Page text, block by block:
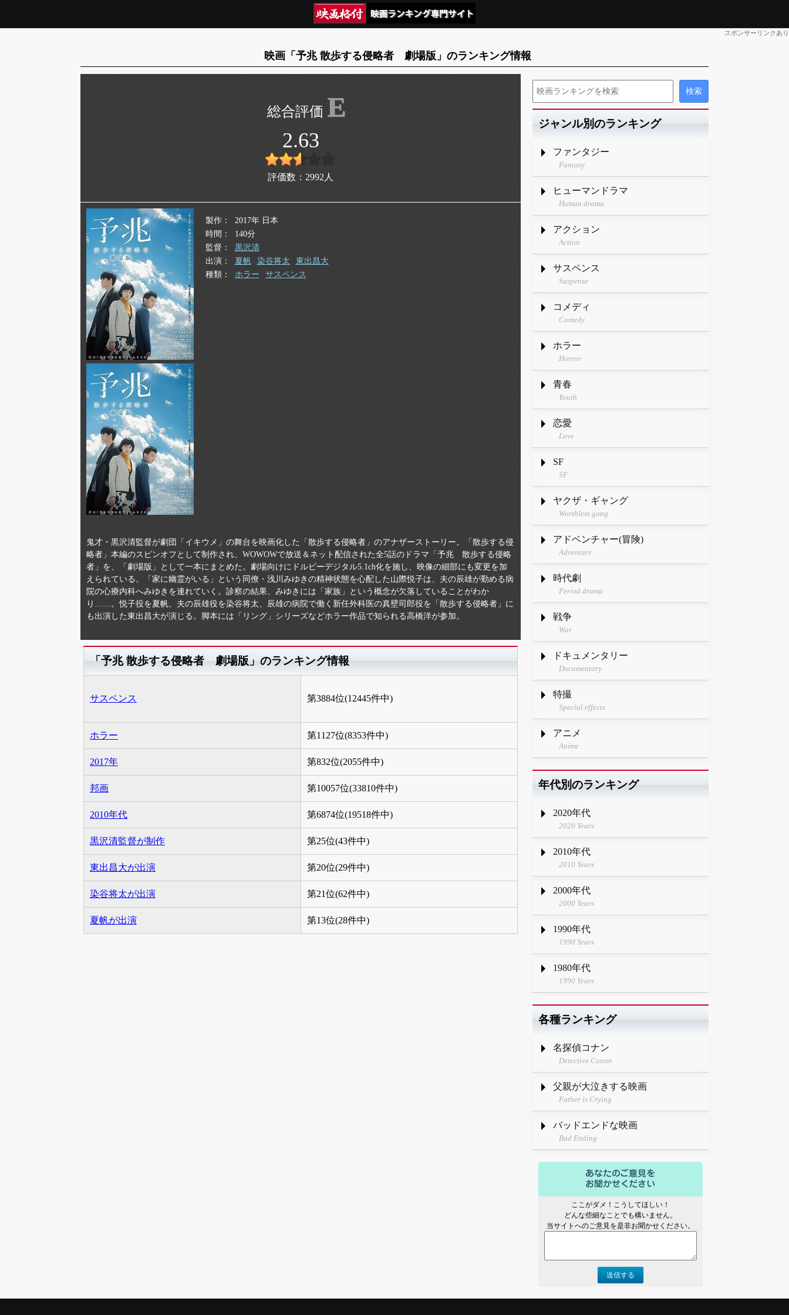
スポンサーリンクあり
映画「予兆 散歩する侵略者 劇場版」のランキング情報
E
2.63
評価数： 2992 人
製作
2017年 日本
時間
140分
監督
黒沢清
出演
夏帆 染谷将太
東出昌大
種類
ホラー サスペンス
鬼才・黒沢清監督が劇団「イキウメ」の舞台を映画化した「散歩する侵略者」のアナザーストーリー。「散歩する侵
略者」本編のスピンオフとして制作され、WOWOWで放送＆ネット配信された全5話のドラマ「予兆 散歩する侵略
者」を、「劇場版」として一本にまとめた。劇場向けにドルビーデジタル5.1ch化を施し、映像の細部にも変更を加
えられている。「家に幽霊がいる」という同僚・浅川みゆきの精神状態を心配した山際悦子は、夫の辰雄が勤める病
院の心療内科へみゆきを連れていく。診察の結果、みゆきには「家族」という概念が欠落していることがわか
り……。悦子役を夏帆、夫の辰雄役を染谷将太、辰雄の病院で働く新任外科医の真壁司郎役を「散歩する侵略者」に
も出演した東出昌大が演じる。脚本には「リング」シリーズなどホラー作品で知られる高橋洋が参加。
「予兆 散歩する侵略者 劇場版」のランキング情報
サスペンス 第3884位(12445件中)
ホラー 第1127位(8353件中)
2017年 第832位(2055件中)
邦画 第10057位(33810件中)
2010年代 第6874位(19518件中)
黒沢清監督が制作 第25位(43件中)
東出昌大が出演 第20位(29件中)
染谷将太が出演 第21位(62件中)
夏帆が出演 第13位(28件中)
ジャンル別のランキング
ファンタジー
Fantasy
ヒューマンドラマ
Human drama
アクション
Action
サスペンス
Suspense
コメディ
Comedy
ホラー
Horror
青春
Youth
恋愛
Love
SF
SF
ヤクザ・ギャング
Worthless gang
アドベンチャー(冒険)
Adventure
時代劇
Period drama
戦争
War
ドキュメンタリー
Documentary
特撮
Special effects
アニメ
Anime
年代別のランキング
2020年代
2020 Years
2010年代
2010 Years
2000年代
2000 Years
1990年代
1990 Years
1980年代
1990 Years
各種ランキング
名探偵コナン
Detective Conan
父親が大泣きする映画
Father is Crying
バッドエンドな映画
Bad Ending
ここがダメ！こうしてほしい！
どんな些細なことでも構いません。
当サイトへのご意見を是非お聞かせください。
送信する